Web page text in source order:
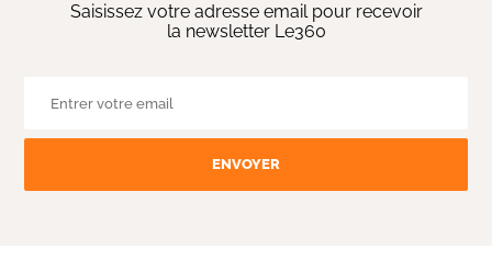
Saisissez votre adresse email pour recevoir
la newsletter Le360
ENVOYER